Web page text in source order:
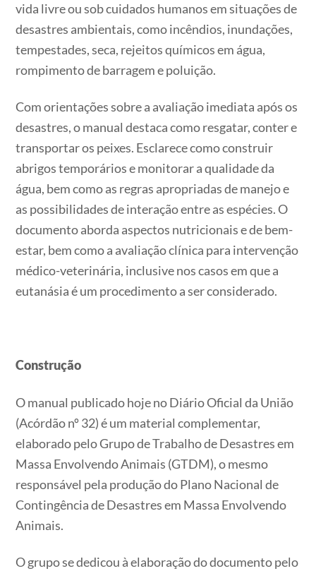
vida livre ou sob cuidados humanos em situações de
desastres ambientais, como incêndios, inundações,
tempestades, seca, rejeitos químicos em água,
rompimento de barragem e poluição.
Com orientações sobre a avaliação imediata após os
desastres, o manual destaca como resgatar, conter e
transportar os peixes. Esclarece como construir
abrigos temporários e monitorar a qualidade da
água, bem como as regras apropriadas de manejo e
as possibilidades de interação entre as espécies. O
documento aborda aspectos nutricionais e de bem-
estar, bem como a avaliação clínica para intervenção
médico-veterinária, inclusive nos casos em que a
eutanásia é um procedimento a ser considerado.
Construção
O manual publicado hoje no Diário Oficial da União
(Acórdão nº 32) é um material complementar,
elaborado pelo Grupo de Trabalho de Desastres em
Massa Envolvendo Animais (GTDM), o mesmo
responsável pela produção do Plano Nacional de
Contingência de Desastres em Massa Envolvendo
Animais.
O grupo se dedicou à elaboração do documento pelo